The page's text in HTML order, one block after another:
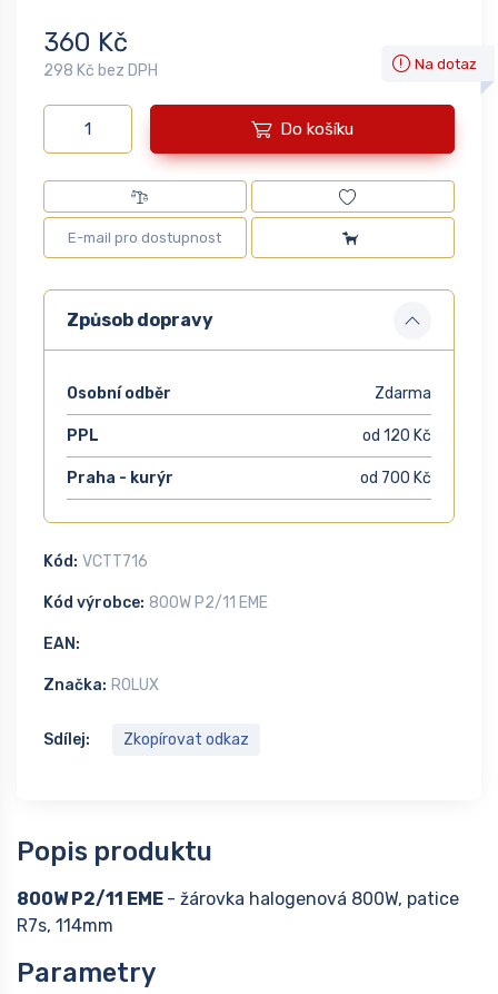
360 Kč
298 Kč bez DPH Na dotaz
Do košíku
Způsob dopravy
Osobní odběr Zdarma
PPL od 120 Kč
Praha - kurýr od 700 Kč
Kód: VCTT716
Kód výrobce: 800W P2/11 EME
EAN:
Značka: ROLUX
Sdílej: Zkopírovat odkaz
Popis produktu
800W P2/11 EME - žárovka halogenová 800W, patice
R7s, 114mm
Parametry